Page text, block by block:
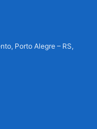
Porto Alegre – RS,